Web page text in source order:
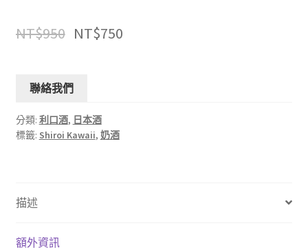
NT$950 NT$750
聯絡我們
分類: 利口酒, 日本酒
標籤: Shiroi Kawaii, 奶酒
描述
額外資訊